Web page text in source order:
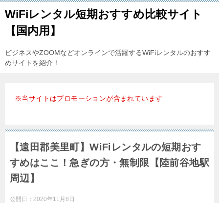
WiFiレンタル短期おすすめ比較サイト
【国内用】
ビジネスやZOOMなどオンラインで活躍するWiFiレンタルのおすす
めサイトを紹介！
※当サイトはプロモーションが含まれています
【遠田郡美里町】WiFiレンタルの短期おす
すめはここ！急ぎの方・無制限【陸前谷地駅
周辺】
公開日： 2020年11月8日